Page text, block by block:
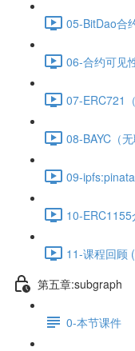
05-BitDao合
06-合约可见
07-ERC721
08-BAYC（
09-
10-
11-课程回顾
第五章:subgraph
0-本节课件